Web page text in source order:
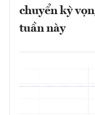
chuyển kỳ
tuần này